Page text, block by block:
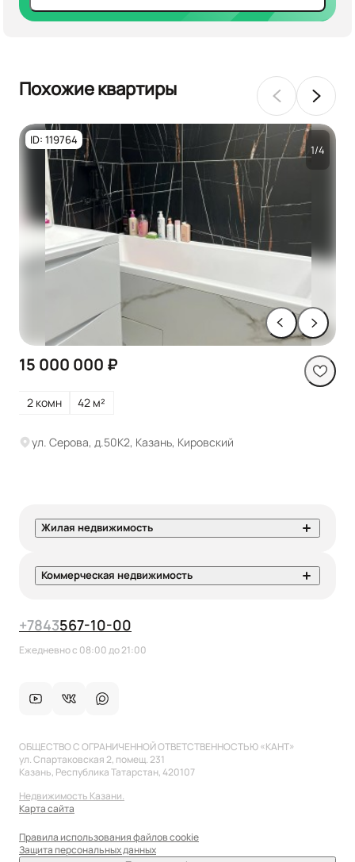
Похожие квартиры
ID: 119764
1/4
15 000 000 ₽
2 комн 42 м²
ул. Серова, д.50К2, Казань, Кировский
Жилая недвижимость
Коммерческая недвижимость
+7843567-10-00
Ежедневно с 08:00 до 21:00
ОБЩЕСТВО С ОГРАНИЧЕННОЙ ОТВЕТСТВЕННОСТЬЮ «КАНТ»
ул. Спартаковская 2, помещ. 231
Казань, Республика Татарстан, 420107
Недвижимость Казани.
Карта сайта
Правила использования файлов cookie
Защита персональных данных